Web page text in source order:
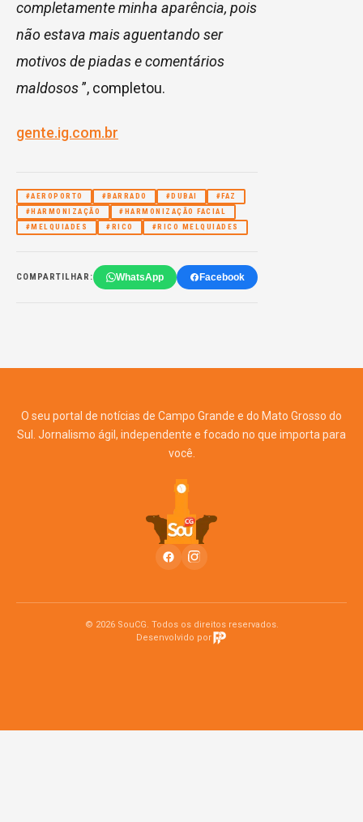
completamente minha aparência, pois
não estava mais aguentando ser
motivos de piadas e comentários
maldosos”, completou.
gente.ig.com.br
#AEROPORTO #BARRADO #DUBAI
#FAZ
#HARMONIZAÇÃO
#HARMONIZAÇÃO FACIAL
#MELQUIADES
#RICO #RICO MELQUIADES
COMPARTILHAR: WhatsApp Facebook
O seu portal de notícias de Campo Grande e do Mato Grosso do
Sul. Jornalismo ágil, independente e focado no que importa para
você.
© 2026 SouCG. Todos os direitos reservados.
Desenvolvido por